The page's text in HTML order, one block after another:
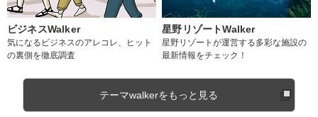
ビジネスWalker
気になるビジネスのアレコレ、ヒット
の裏側を徹底調査
星野リゾートWalker
星野リゾートが運営する多彩な施設の
最新情報をチェック！
テーマwalkerをもっと見る